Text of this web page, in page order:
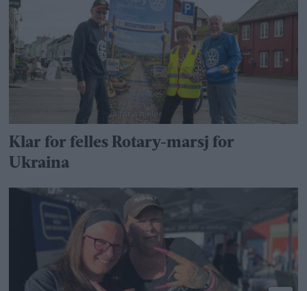
Klar for felles Rotary-marsj for
Ukraina